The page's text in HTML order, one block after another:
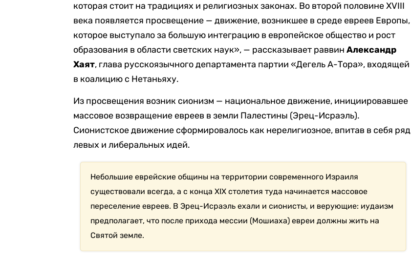
которая стоит на традициях и религиозных законах. Во второй половине XVIII
века появляется просвещение — движение, возникшее в среде евреев Европы,
которое выступало за большую интеграцию в европейское общество и рост
образования в области светских наук», — рассказывает раввин Александр
Хаят, глава русскоязычного департамента партии «Дегель А-Тора», входящей
в коалицию с Нетаньяху.
Из просвещения возник сионизм — национальное движение, инициировавшее
массовое возвращение евреев в земли Палестины (Эрец-Исраэль).
Сионистское движение сформировалось как нерелигиозное, впитав в себя ряд
левых и либеральных идей.
Небольшие еврейские общины на территории современного Израиля
существовали всегда, а с конца XIX столетия туда начинается массовое
переселение евреев. В Эрец-Исраэль ехали и сионисты, и верующие: иудаизм
предполагает, что после прихода мессии (Мошиаха) евреи должны жить на
Святой земле.